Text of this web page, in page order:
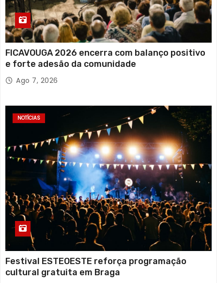
FICAVOUGA 2026 encerra com balanço positivo
e forte adesão da comunidade
Ago 7, 2026
NOTÍCIAS
Festival ESTEOESTE reforça programação
cultural gratuita em Braga